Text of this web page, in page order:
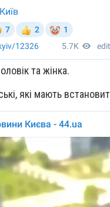
та жінка.
які мають